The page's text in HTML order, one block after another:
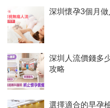
深圳懷孕3個月
深圳人流價錢多
攻略
選擇適合的早孕